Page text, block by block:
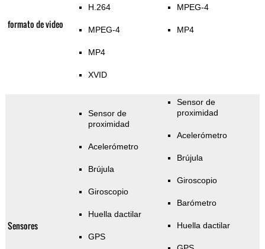
formato de video
H.264
MPEG-4
MP4
XVID
MPEG-4
MP4
Sensores
Sensor de
proximidad
Acelerómetro
Brújula
Giroscopio
Huella dactilar
GPS
Sensor de
proximidad
Acelerómetro
Brújula
Giroscopio
Barómetro
Huella dactilar